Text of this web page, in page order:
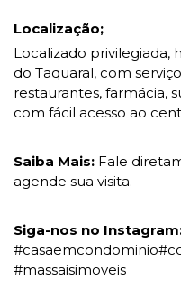
Localização;
Localizado privilegiada,
do Taquaral, com
restaurantes, farmácia,
com fácil acesso ao
Saiba Mais: Fale
agende sua visita.
Siga-nos no
#massaisimoveis